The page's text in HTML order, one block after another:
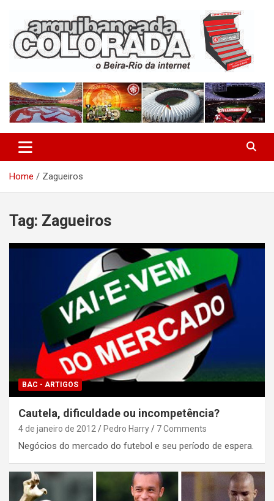
content
Arquibancada Colorada
Home Zagueiros
Tag: Zagueiros
BAC - ARTIGOS
Cautela, dificuldade ou incompetência?
4 de janeiro de 2012 Pedro Harry 7 Comments
Negócios do mercado do futebol e seu período de espera.